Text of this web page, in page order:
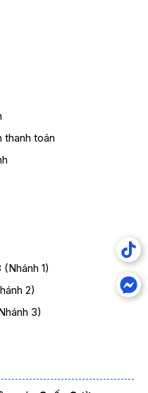
thanh toán
(Nhánh 1)
2)
3)